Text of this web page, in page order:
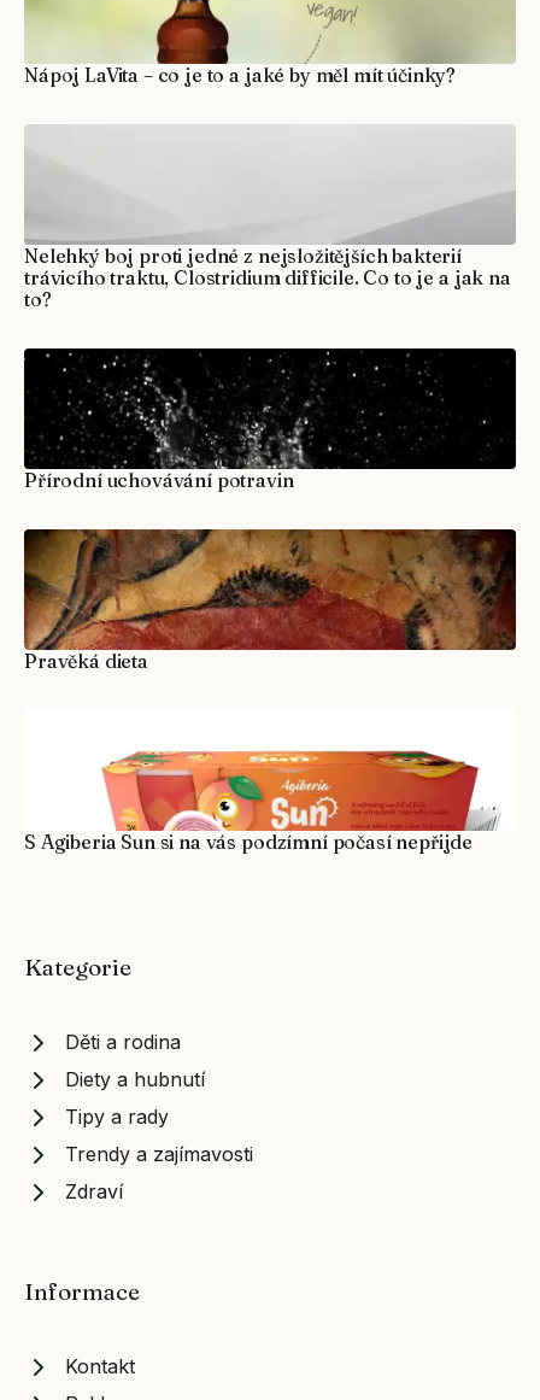
Nápoj LaVita – co je to a jaké by měl mít účinky?
Nelehký boj proti jedné z nejsložitějších bakterií
trávicího traktu, Clostridium difficile. Co to je a jak na
to?
Přírodní uchovávání potravin
Pravěká dieta
S Agiberia Sun si na vás podzímní počasí nepřijde
Kategorie
Děti a rodina
Diety a hubnutí
Tipy a rady
Trendy a zajímavosti
Zdraví
Informace
Kontakt